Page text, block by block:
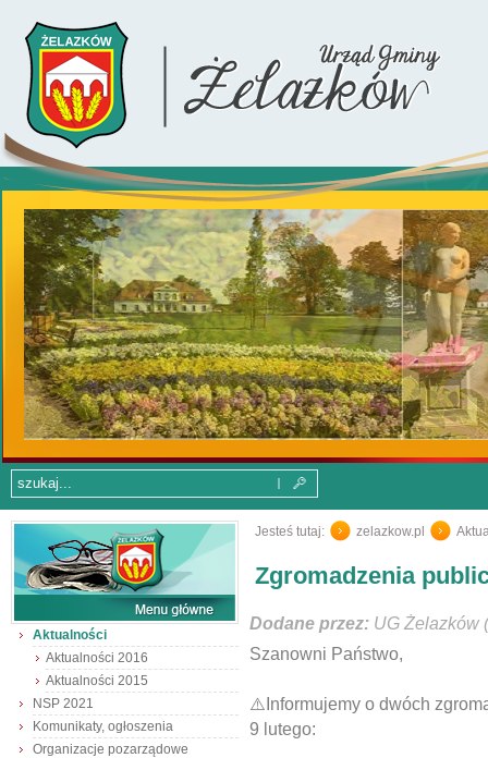
Aktualności
Aktualności 2016
Aktualności 2015
NSP 2021
Komunikaty, ogłoszenia
Organizacje pozarządowe
Jesteś tutaj: zelazkow.pl
Zgromadzenia
Dodane przez: UG Żelazków
Szanowni Państwo,
⚠️Informujemy o dwóch
9 lutego: